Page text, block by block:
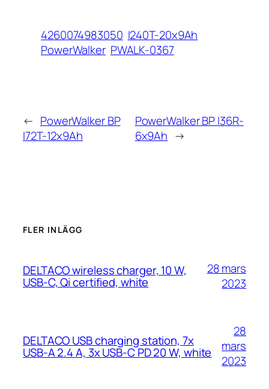
4260074983050 I240T-20x9Ah
PowerWalker PWALK-0367
← PowerWalker BP
I72T-12x9Ah
PowerWalker BP I36R-
6x9Ah →
FLER INLÄGG
DELTACO wireless charger, 10 W,
USB-C, Qi certified, white
28 mars
2023
DELTACO USB charging station, 7x
USB-A 2.4 A, 3x USB-C PD 20 W, white
28
mars
2023